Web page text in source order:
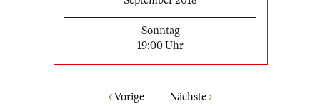
Sonntag
19:00 Uhr
Vorige Nächste